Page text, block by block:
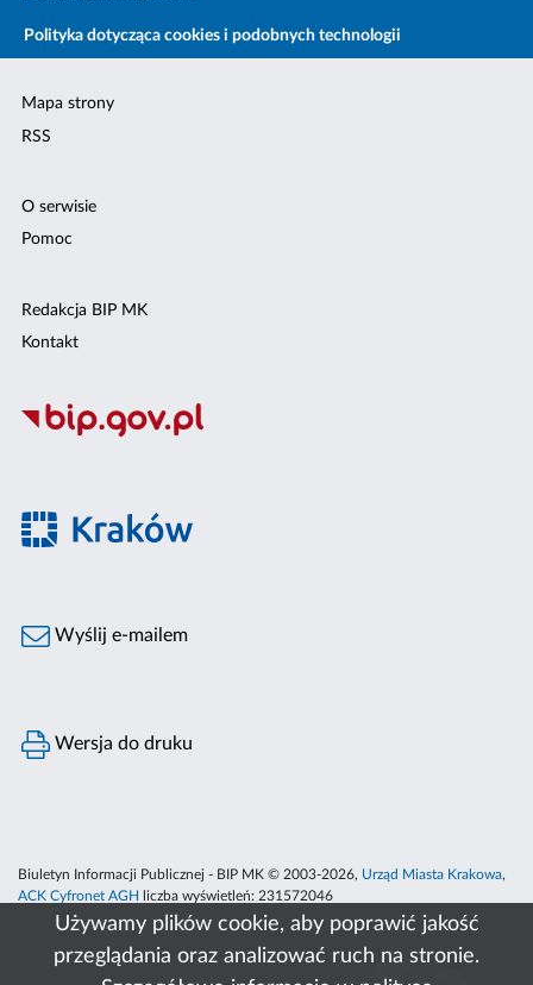
Używamy plików cookie, aby poprawić jakość
przeglądania oraz analizować ruch na stronie.
Polityka dotycząca cookies i podobnych technologii
Mapa strony
RSS
O serwisie
Pomoc
Redakcja BIP MK
Kontakt
Wyślij e-mailem
Wersja do druku
Biuletyn Informacji Publicznej - BIP MK © 2003-2026, Urząd Miasta Krakowa,
ACK Cyfronet AGH
liczba wyświetleń: 231572046